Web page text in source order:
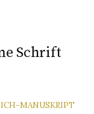
Schrift
MANUSKRIPT